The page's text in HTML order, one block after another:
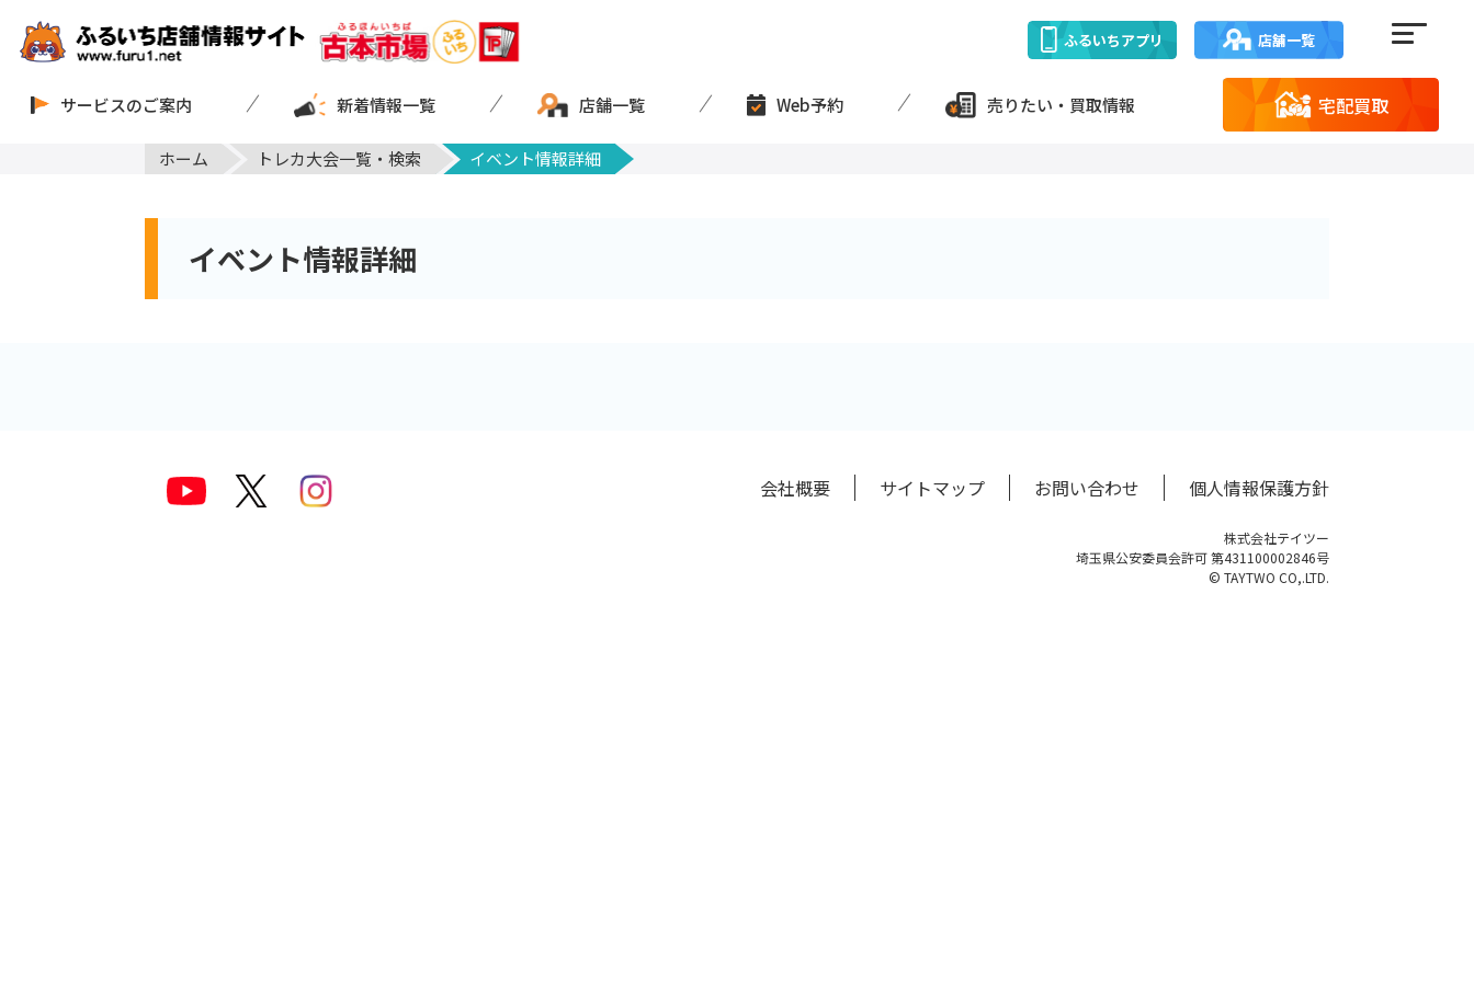
ふるいちアプリ 店舗一覧
サービスのご案内 新着情報一覧 店舗一覧 Web予約 売りたい・買取情報 宅配買取
ホーム トレカ大会一覧・検索 イベント情報詳細
イベント情報詳細
会社概要 サイトマップ お問い合わせ 個人情報保護方針
株式会社テイツー
埼玉県公安委員会許可 第431100002846号
© TAYTWO CO,.LTD.